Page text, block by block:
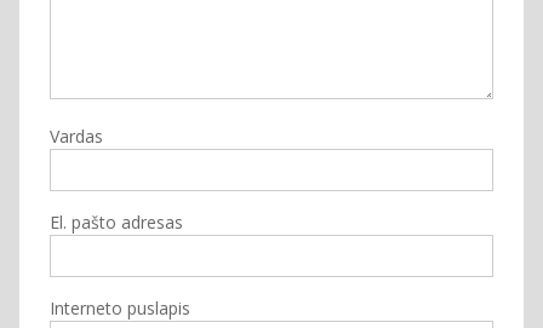
Vardas
El. pašto adresas
Interneto puslapis